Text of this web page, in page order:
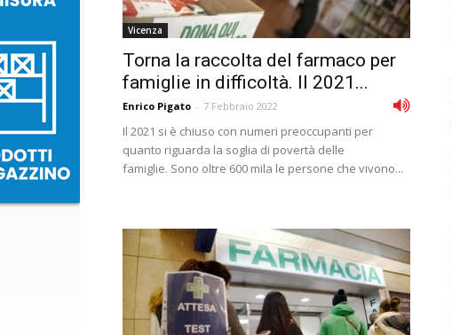
Vicenza
Torna la raccolta del farmaco per
famiglie in difficoltà. Il 2021...
Enrico Pigato - 7 Febbraio 2022
Il 2021 si è chiuso con numeri preoccupanti per
quanto riguarda la soglia di povertà delle
famiglie. Sono oltre 600 mila le persone che vivono...